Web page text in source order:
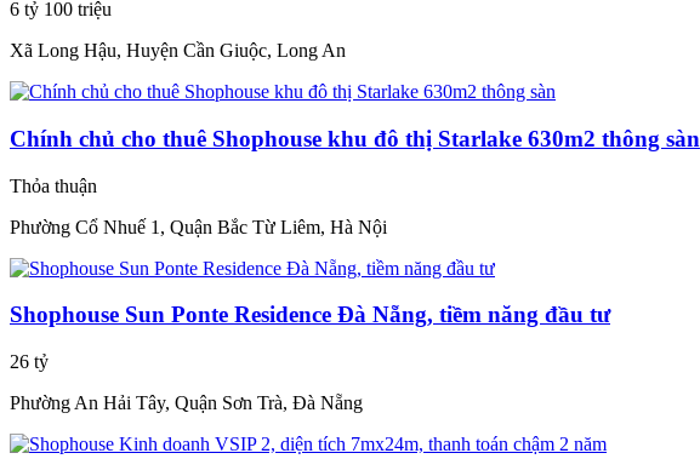
6 tỷ 100 triệu
Xã Long Hậu, Huyện Cần Giuộc, Long An
Chính chủ cho thuê Shophouse khu đô thị Starlake 630m2 thông sàn
Thỏa thuận
Phường Cổ Nhuế 1, Quận Bắc Từ Liêm, Hà Nội
Shophouse Sun Ponte Residence Đà Nẵng, tiềm năng đầu tư
26 tỷ
Phường An Hải Tây, Quận Sơn Trà, Đà Nẵng